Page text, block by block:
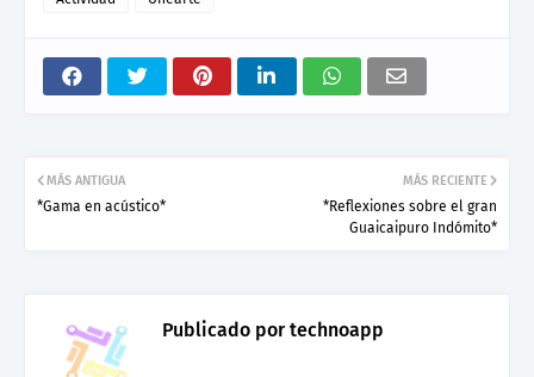
MÁS RECIENTE
*Reflexiones sobre el gran
Guaicaipuro Indómito*
MÁS ANTIGUA
*Gama en acústico*
Publicado portechnoapp